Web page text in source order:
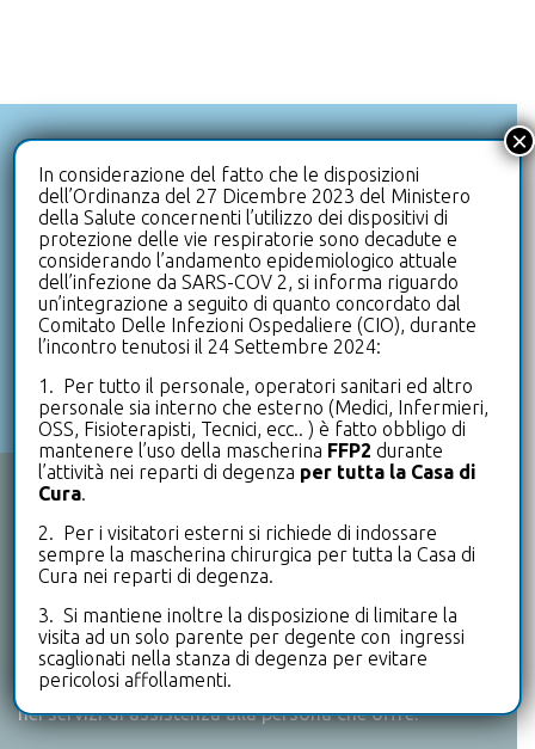
+39 0332 992111
HAI DOMANDE? CHIAMACI
info@clinicaleterrazze.com
HAI BISOGNO DI SUPPORTO? SCRIVICI
+39 0332 992500
UFFICIO PRENOTAZIONI
Le Terrazze è un punto di riferimento a livello nazionale
ambulatoriale.
Un primato di eccellenza che si ritrova anche
nell’offerta poliambulatoriale, di medicina dello sport e
nei servizi di assistenza alla persona che offre.
In considerazione del fatto che le disposizioni
dell’Ordinanza del 27 Dicembre 2023 del Ministero
della Salute concernenti l’utilizzo dei dispositivi di
protezione delle vie respiratorie sono decadute e
considerando l’andamento epidemiologico attuale
dell’infezione da SARS-COV 2, si informa riguardo
un’integrazione a seguito di quanto concordato dal
Comitato Delle Infezioni Ospedaliere (CIO), durante
l’incontro tenutosi il 24 Settembre 2024:
1. Per tutto il personale, operatori sanitari ed altro
personale sia interno che esterno (Medici, Infermieri,
OSS, Fisioterapisti, Tecnici, ecc.. ) è fatto obbligo di
mantenere l’uso della mascherina FFP2 durante
l’attività nei reparti di degenza per tutta la Casa di
Cura.
2. Per i visitatori esterni si richiede di indossare
sempre la mascherina chirurgica per tutta la Casa di
Cura nei reparti di degenza.
3. Si mantiene inoltre la disposizione di limitare la
visita ad un solo parente per degente con ingressi
scaglionati nella stanza di degenza per evitare
pericolosi affollamenti.
×